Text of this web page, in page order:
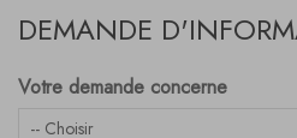
DEMANDE
Votre demande concerne